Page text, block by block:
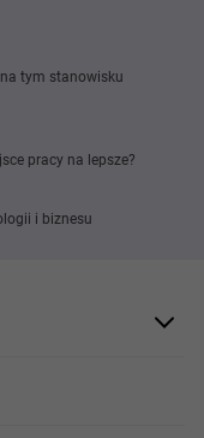
tym stanowisku
pracy na lepsze?
i biznesu